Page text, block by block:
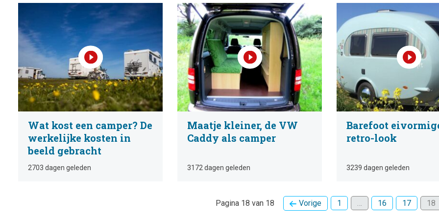
Wat kost een camper? De
werkelijke kosten in
beeld gebracht
2703 dagen geleden
Maatje kleiner, de VW
Caddy als camper
3172 dagen geleden
Barefoot
retro-look
3239 dagen geleden
Pagina 18 van 18 Vorige 1 16 17 18